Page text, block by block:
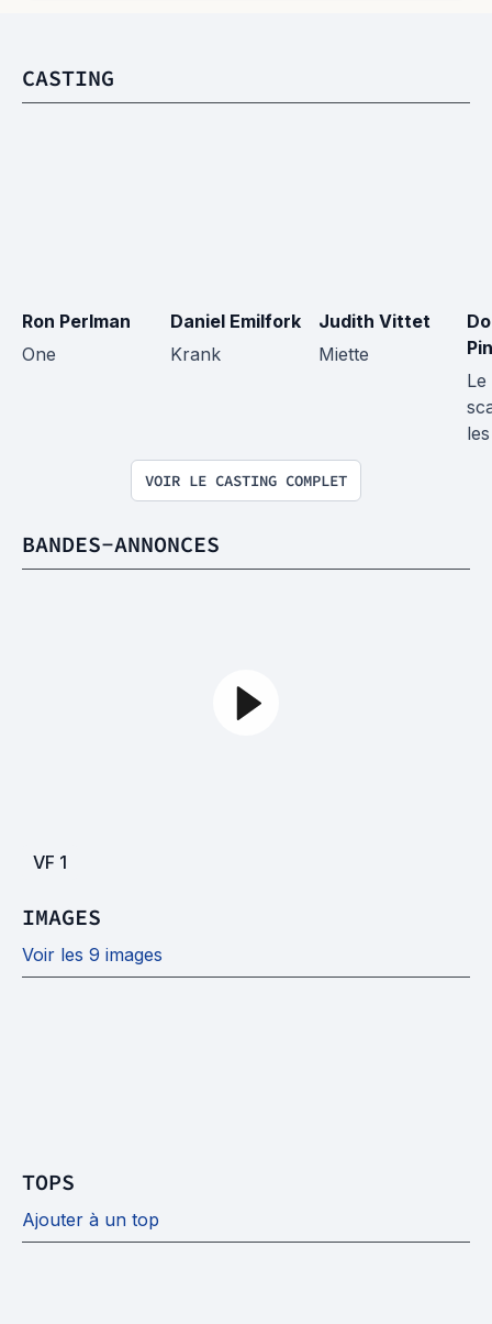
CASTING
Ron Perlman
One
Daniel Emilfork
Krank
Judith Vittet
Miette
Le
VOIR LE CASTING COMPLET
BANDES-ANNONCES
VF 1
IMAGES
Voir les 9 images
TOPS
Ajouter à un top